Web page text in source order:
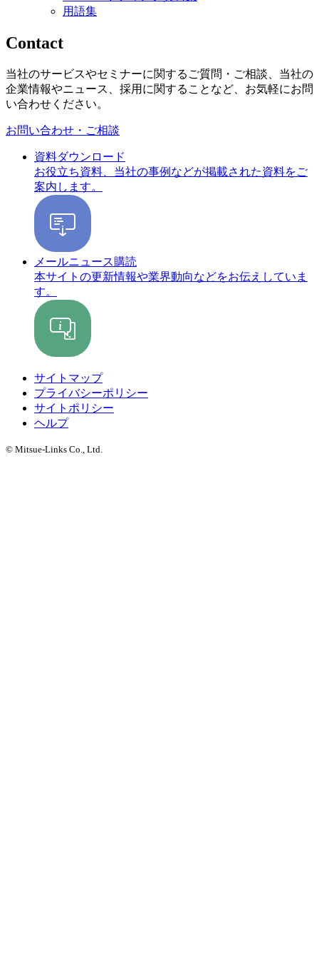
用語集
Contact
当社のサービスやセミナーに関するご質問・ご相談、当社の
企業情報やニュース、採用に関することなど、お気軽にお問
い合わせください。
お問い合わせ・ご相談
資料ダウンロード
お役立ち資料、当社の事例などが掲載された資料をご
案内します。
メールニュース購読
本サイトの更新情報や業界動向などをお伝えしていま
す。
サイトマップ
プライバシーポリシー
サイトポリシー
ヘルプ
© Mitsue-Links Co., Ltd.